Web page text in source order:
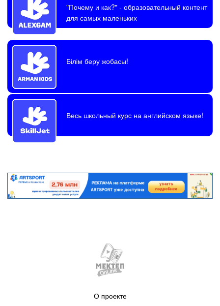
"Почему и как?"- образовательный контент
для самых маленьких
Білім беру жобасы!
Весь школьный курс на английском языке!
О проекте